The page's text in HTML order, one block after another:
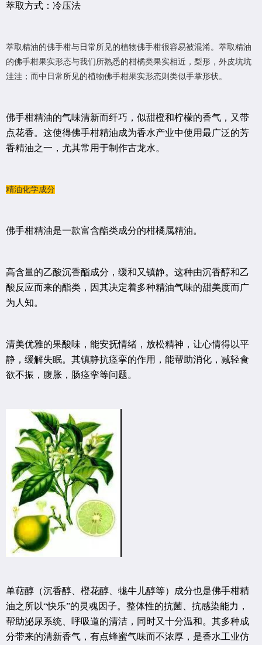
萃取方式：冷压法
萃取精油的佛手柑与日常所见的植物佛手柑很容易被混淆。萃取精油
的佛手柑果实形态与我们所熟悉的柑橘类果实相近，梨形，外皮坑坑
洼洼；而中日常所见的植物佛手柑果实形态则类似手掌形状。
佛手柑精油的气味清新而纤巧，似甜橙和柠檬的香气，又带
点花香。这使得佛手柑精油成为香水产业中使用最广泛的芳
香精油之一，尤其常用于制作古龙水。
精油化学成分
佛手柑精油是一款富含酯类成分的柑橘属精油。
高含量的乙酸沉香酯成分，缓和又镇静。这种由沉香醇和乙
酸反应而来的酯类，因其决定着多种精油气味的甜美度而广
为人知。
清美优雅的果酸味，能安抚情绪，放松精神，让心情得以平
静，缓解失眠。其镇静抗痉挛的作用，能帮助消化，减轻食
欲不振，腹胀，肠痉挛等问题。
单萜醇（沉香醇、橙花醇、牻牛儿醇等）成分也是佛手柑精
油之所以“快乐”的灵魂因子。整体性的抗菌、抗感染能力，
帮助泌尿系统、呼吸道的清洁，同时又十分温和。其多种成
分带来的清新香气，有点蜂蜜气味而不浓厚，是香水工业仿